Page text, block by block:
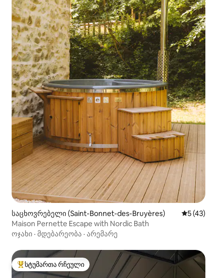
საცხოვრებელი (Saint-Bonnet-des-Bruyères) საშუალო
5 (43)
Maison Pernette Escape with Nordic Bath
ოჯახი · მდებარეობა · არემარე
სტუმართა რჩეული მოწინავე ვარიანტი
სტუმართა რჩეული